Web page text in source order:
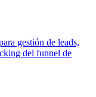
gestión de leads,
del funnel de